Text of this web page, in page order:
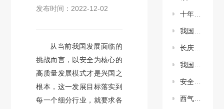
发布时间：2022-12-02
从当前我国发展面临的
挑战而言，以安全为核心的
高质量发展模式才是兴国之
根本，这一发展目标落实到
每一个细分行业，就要求各
十年来我国油气勘探开发形势总体向好
我国页岩油勘探开发在多领域取得重要进展
长庆油田采油二厂首个“风光储柴”微电网投运
我国深水油气开发关键技术装备研制获重要突破
安全阀产业提升高质量意识 筑牢社会生活安全屏障
西气东输二线149#阀室特级动火作业圆满完成